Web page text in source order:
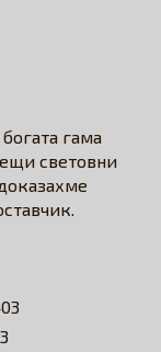
гама
световни
и изгодно
лещи.
и
лещи и